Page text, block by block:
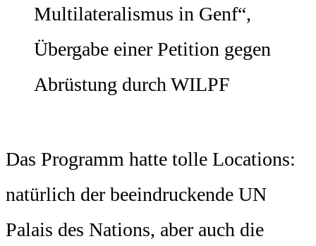
Multilateralismus in Genf“,
Übergabe einer Petition gegen
Abrüstung durch WILPF
Das Programm hatte tolle Locations:
natürlich der beeindruckende UN
Palais des Nations, aber auch die